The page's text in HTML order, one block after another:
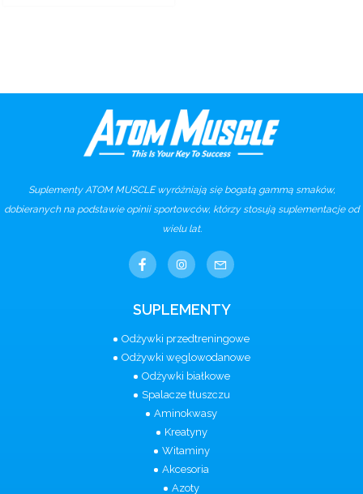
Suplementy ATOM MUSCLE wyróżniają się bogatą gammą smaków,
dobieranych na podstawie opinii sportowców, którzy stosują suplementacje od
wielu lat.
SUPLEMENTY
Odżywki przedtreningowe
Odżywki węglowodanowe
Odżywki białkowe
Spalacze tłuszczu
Aminokwasy
Kreatyny
Witaminy
Akcesoria
Azoty